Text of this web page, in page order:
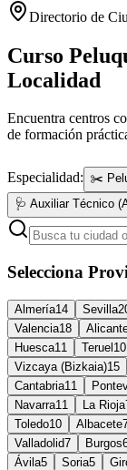
Directorio de
Curso
Localidad
Encuentra centros
de formación
Especialidad: ✂️
🩺 Auxiliar Técnico
Selecciona
Almería14 Sevilla
Valencia18
Huesca11 Teruel 10
Vizcaya (Bizkaia)15
Cantabria11
Navarra11 La Rioja
Toledo10 Albacete
Valladolid7 Burgos
Ávila5 Soria5